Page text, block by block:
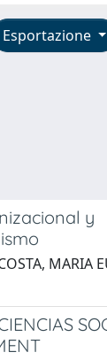
Esportazione
y
MARIA